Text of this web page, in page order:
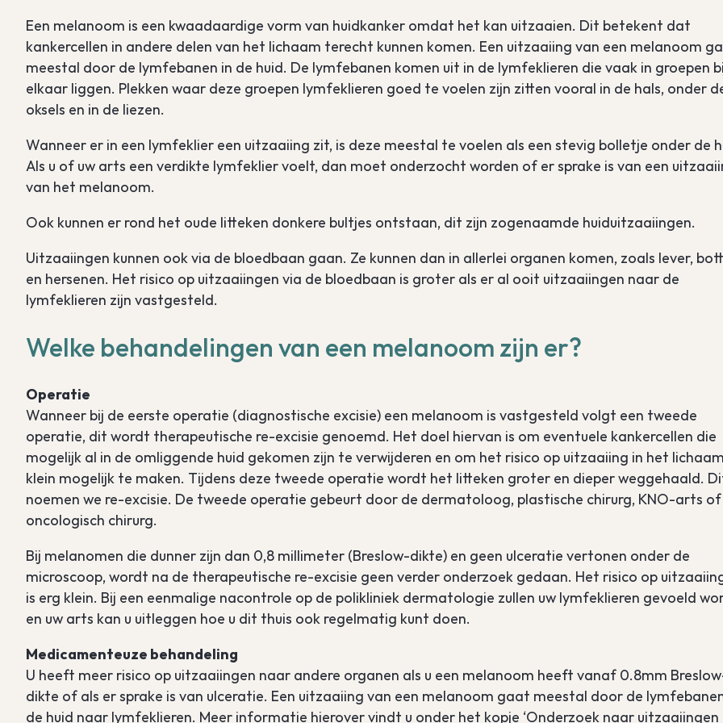
Een melanoom is een kwaadaardige vorm van huidkanker omdat het kan uitzaaien. Dit betekent dat
kankercellen in andere delen van het lichaam terecht kunnen komen. Een uitzaaiing van een melanoom
meestal door de lymfebanen in de huid. De lymfebanen komen uit in de lymfeklieren die vaak in groepen
elkaar liggen. Plekken waar deze groepen lymfeklieren goed te voelen zijn zitten vooral in de hals, onder
oksels en in de liezen.
Wanneer er in een lymfeklier een uitzaaiing zit, is deze meestal te voelen als een stevig bolletje onder de
Als u of uw arts een verdikte lymfeklier voelt, dan moet onderzocht worden of er sprake is van een
van het melanoom.
Ook kunnen er rond het oude litteken donkere bultjes ontstaan, dit zijn zogenaamde huiduitzaaiingen.
Uitzaaiingen kunnen ook via de bloedbaan gaan. Ze kunnen dan in allerlei organen komen, zoals lever,
en hersenen. Het risico op uitzaaiingen via de bloedbaan is groter als er al ooit uitzaaiingen naar de
lymfeklieren zijn vastgesteld.
Welke behandelingen van een melanoom zijn er?
Operatie
Wanneer bij de eerste operatie (diagnostische excisie) een melanoom is vastgesteld volgt een tweede
operatie, dit wordt therapeutische re-excisie genoemd. Het doel hiervan is om eventuele kankercellen die
mogelijk al in de omliggende huid gekomen zijn te verwijderen en om het risico op uitzaaiing in het
klein mogelijk te maken. Tijdens deze tweede operatie wordt het litteken groter en dieper weggehaald.
noemen we re-excisie. De tweede operatie gebeurt door de dermatoloog, plastische chirurg, KNO-arts of
oncologisch chirurg.
Bij melanomen die dunner zijn dan 0,8 millimeter (Breslow-dikte) en geen ulceratie vertonen onder de
microscoop, wordt na de therapeutische re-excisie geen verder onderzoek gedaan. Het risico op
is erg klein. Bij een eenmalige nacontrole op de polikliniek dermatologie zullen uw lymfeklieren gevoeld
en uw arts kan u uitleggen hoe u dit thuis ook regelmatig kunt doen.
Medicamenteuze behandeling
U heeft meer risico op uitzaaiingen naar andere organen als u een melanoom heeft vanaf 0.8mm
dikte of als er sprake is van ulceratie. Een uitzaaiing van een melanoom gaat meestal door de
de huid naar lymfeklieren. Meer informatie hierover vindt u onder het kopje ‘Onderzoek naar uitzaaiingen